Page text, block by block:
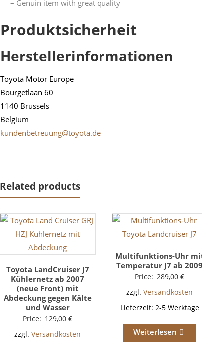
– Genuin item with great quality
Produktsicherheit
Herstellerinformationen
Toyota Motor Europe
Bourgetlaan 60
1140 Brussels
Belgium
kundenbetreuung@toyota.de
Related products
Toyota LandCruiser J7
Kühlernetz ab 2007
(neue Front) mit
Abdeckung gegen Kälte
und Wasser
Price: 129,00€
zzgl.Versandkosten
Multifunktions-Uhr
Temperatur J7 ab 2009
Price: 289,00€
zzgl.Versandkosten
Lieferzeit: 2-5 Werktage
Weiterlesen